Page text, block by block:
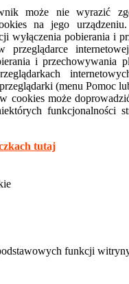
może nie wyrazić
na jego
wyłączenia pobierania i
przeglądarce
i przechowywania
(menu Pomoc
cookies może
funkcjonalności
tutaj
funkcji